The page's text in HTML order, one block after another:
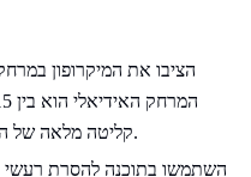
קליטה מלאה של הדיבור מבלי לפגוע באיכות הצליל.
השתמשו בתוכנה להסרת רעשי